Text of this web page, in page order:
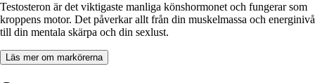
Testosteron är det viktigaste manliga könshormonet och fungerar som
kroppens motor. Det påverkar allt från din muskelmassa och energinivå
till din mentala skärpa och din sexlust.
Läs mer om markörerna